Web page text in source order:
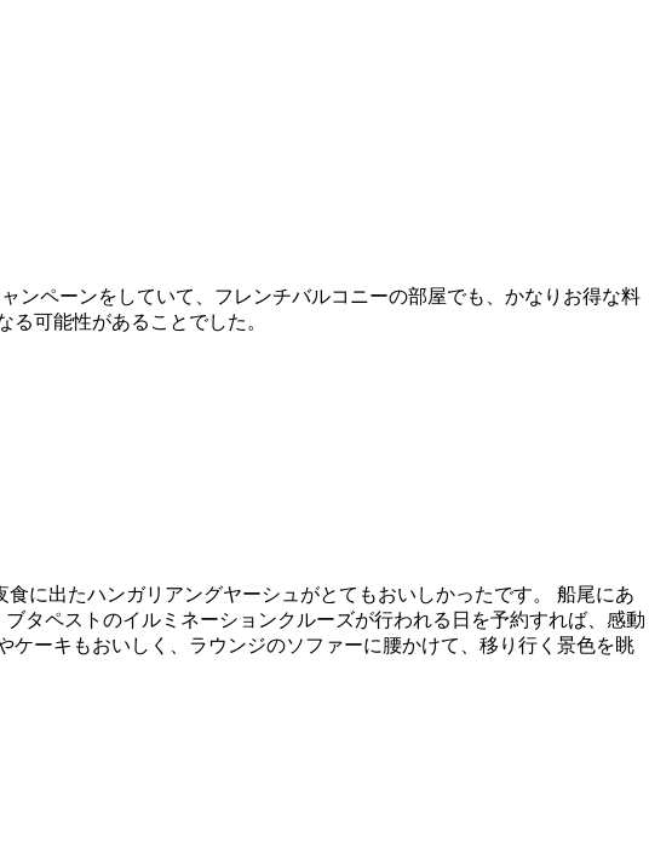
ンペーンをしていて、フレンチバルコニーの部屋でも、かなりお得な料
可能性があることでした。
に出たハンガリアングヤーシュがとてもおいしかったです。 船尾にあ
タペストのイルミネーションクルーズが行われる日を予約すれば、感動
ーキもおいしく、ラウンジのソファーに腰かけて、移り行く景色を眺